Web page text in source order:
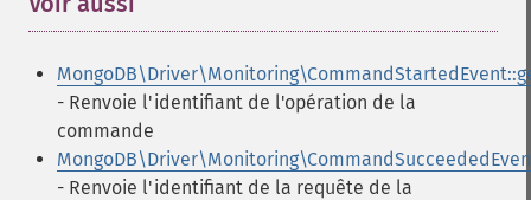
- Renvoie l'identifiant de l'opération de la
commande
- Renvoie l'identifiant de la requête de la